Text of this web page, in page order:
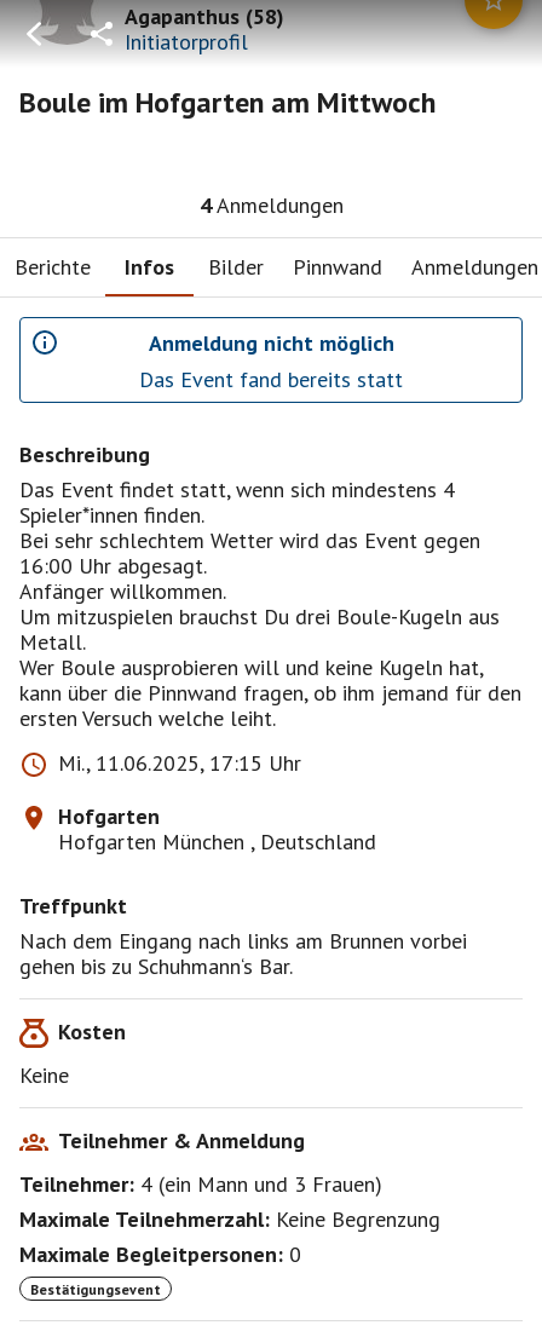
Agapanthus(58)
Initiatorprofil
Boule im Hofgarten am Mittwoch
4Anmeldungen
Berichte Infos Bilder Pinnwand Anmeldungen
Anmeldung nicht möglich
Das Event fand bereits statt
Beschreibung
Das Event findet statt, wenn sich mindestens 4
Spieler*innen finden.
Bei sehr schlechtem Wetter wird das Event gegen
16:00 Uhr abgesagt.
Anfänger willkommen.
Um mitzuspielen brauchst Du drei Boule-Kugeln aus
Metall.
Wer Boule ausprobieren will und keine Kugeln hat,
kann über die Pinnwand fragen, ob ihm jemand für den
ersten Versuch welche leiht.
Mi., 11.06.2025, 17:15 Uhr
Hofgarten
Hofgarten München , Deutschland
Treffpunkt
Nach dem Eingang nach links am Brunnen vorbei
gehen bis zu Schuhmann‘s Bar.
Kosten
Keine
Teilnehmer & Anmeldung
Teilnehmer: 4 (ein Mann und 3 Frauen)
Maximale Teilnehmerzahl: Keine Begrenzung
Maximale Begleitpersonen: 0
Bestätigungsevent